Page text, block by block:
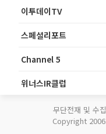
이투데이TV
스페셜리포트
Channel 5
위너스IR클럽
무단전재 및 수
Copyright